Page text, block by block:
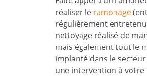
réaliser le ramonage
régulièrement
nettoyage réalisé de
mais également tout le
implanté dans le
une intervention à